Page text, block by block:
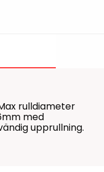
rulldiameter
med
upprullning.